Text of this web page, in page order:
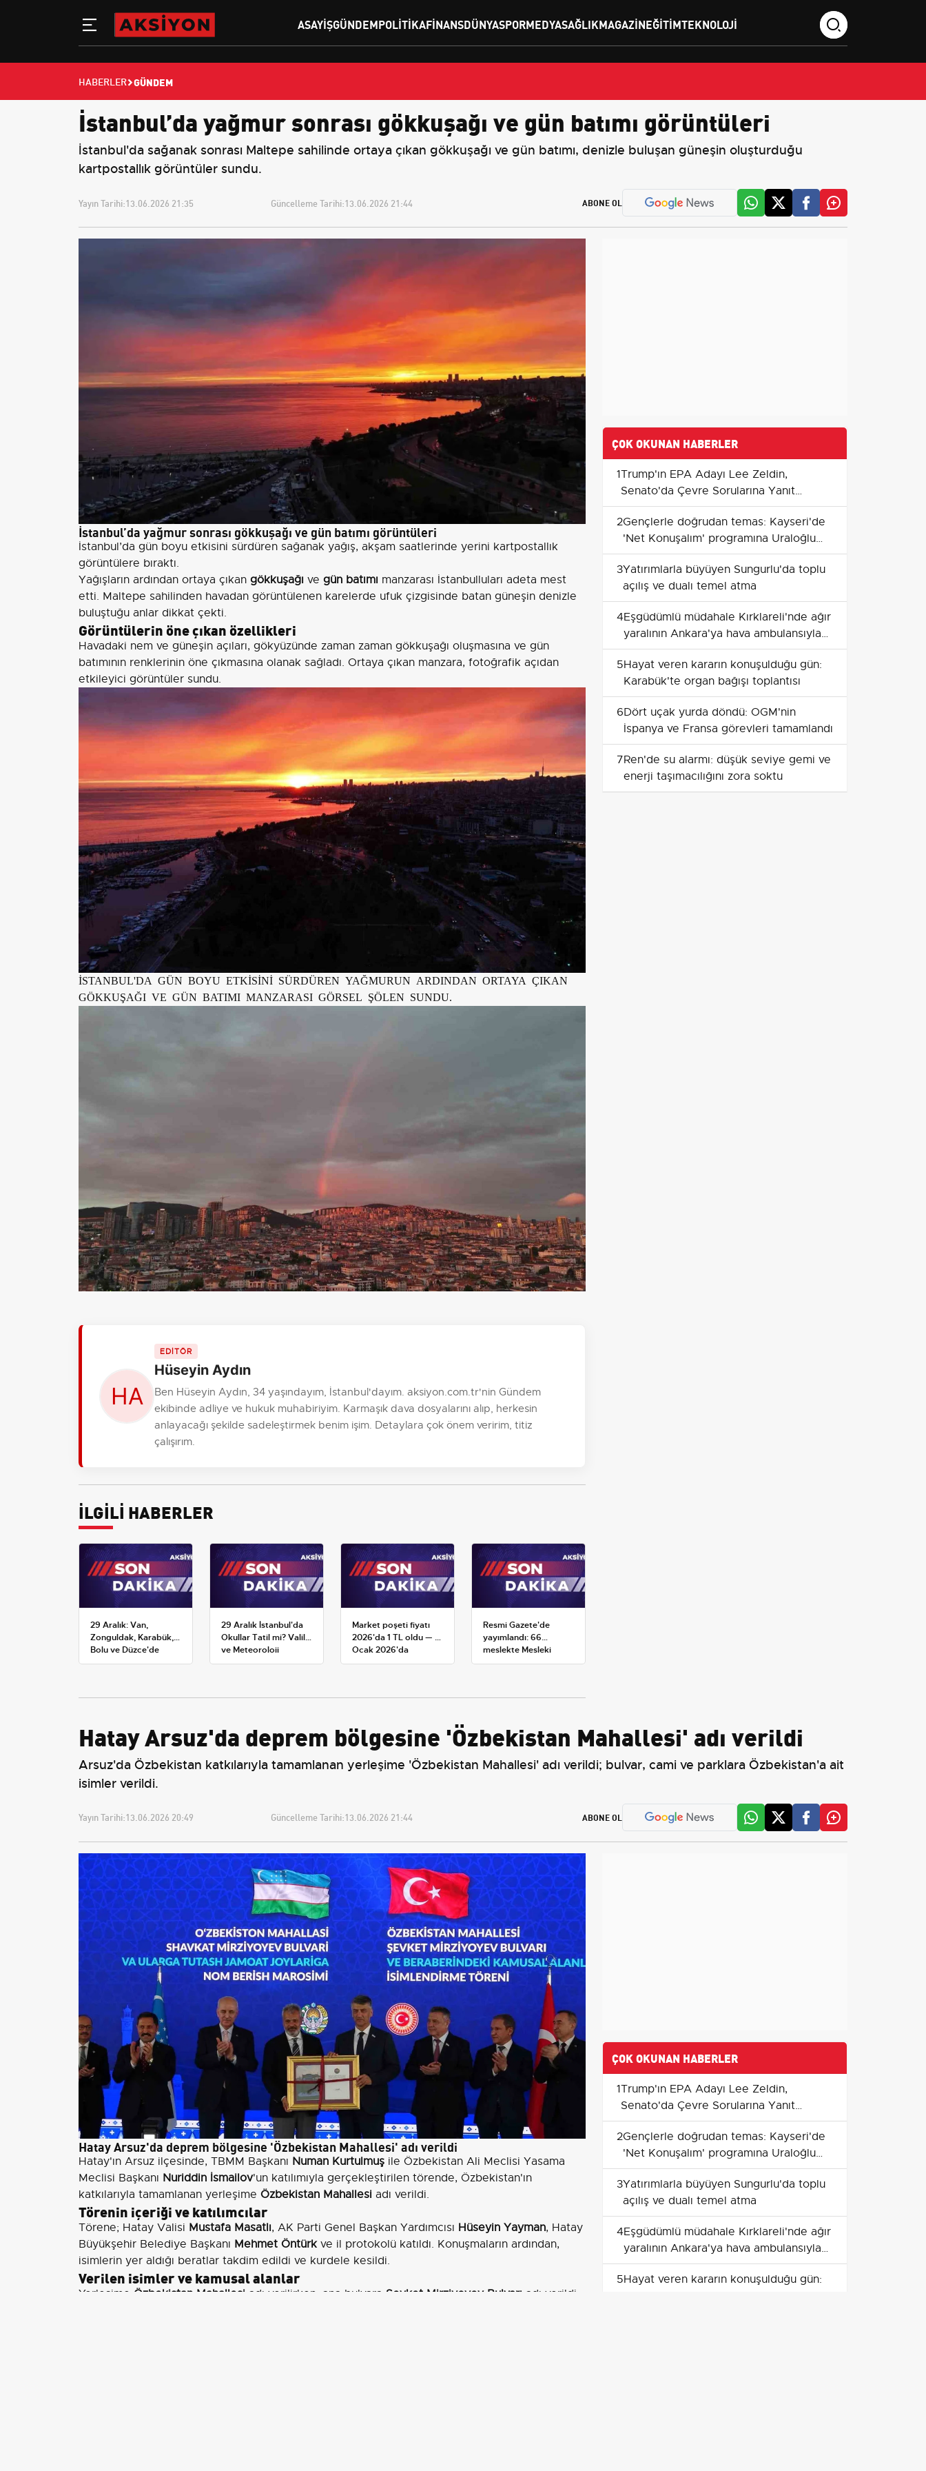
ASAYIŞGÜNDEMPOLITIKAFINANSDÜNYASPORMEDYASAĞLIKMAGAZINEĞITIMTEKNOLOJI
HABERLER GÜNDEM
İstanbul’da yağmur sonrası gökkuşağı ve gün batımı görüntüleri
İstanbul'da sağanak sonrası Maltepe sahilinde ortaya çıkan gökkuşağı ve gün batımı, denizle buluşan güneşin oluşturduğu
kartpostallık görüntüler sundu.
Yayın Tarihi:13.06.2026 21:35 Güncelleme Tarihi:13.06.2026 21:44 ABONE OL
İstanbul’da yağmur sonrası gökkuşağı ve gün batımı görüntüleri
İstanbul’da gün boyu etkisini sürdüren sağanak yağış, akşam saatlerinde yerini kartpostallık
görüntülere bıraktı.
Yağışların ardından ortaya çıkan gökkuşağı ve gün batımı manzarası İstanbulluları adeta mest
etti. Maltepe sahilinden havadan görüntülenen karelerde ufuk çizgisinde batan güneşin denizle
buluştuğu anlar dikkat çekti.
Görüntülerin öne çıkan özellikleri
Havadaki nem ve güneşin açıları, gökyüzünde zaman zaman gökkuşağı oluşmasına ve gün
batımının renklerinin öne çıkmasına olanak sağladı. Ortaya çıkan manzara, fotoğrafik açıdan
etkileyici görüntüler sundu.
İSTANBUL'DA GÜN BOYU ETKİSİNİ SÜRDÜREN YAĞMURUN ARDINDAN ORTAYA ÇIKAN
GÖKKUŞAĞI VE GÜN BATIMI MANZARASI GÖRSEL ŞÖLEN SUNDU.
EDİTÖR
Hüseyin Aydın
Ben Hüseyin Aydın, 34 yaşındayım, İstanbul'dayım. aksiyon.com.tr'nin Gündem
ekibinde adliye ve hukuk muhabiriyim. Karmaşık dava dosyalarını alıp, herkesin
anlayacağı şekilde sadeleştirmek benim işim. Detaylara çok önem veririm, titiz
çalışırım.
İLGİLİ HABERLER
29 Aralık: Van,
Zonguldak, Karabük,
Bolu ve Düzce'de
okullar tatil —
29 Aralık İstanbul'da
Okullar Tatil mi? Valilik
ve Meteoroloji
Açıklamaları
Market poşeti fiyatı
2026'da 1 TL oldu — 1
Ocak 2026'da
yürürlüğe giren tarife
Resmi Gazete'de
yayımlandı: 66
meslekte Mesleki
Yeterlilik Belgesi
ÇOK OKUNAN HABERLER
1Trump'ın EPA Adayı Lee Zeldin,
Senato'da Çevre Sorularına Yanıt
Vermekte Zorlandı
2Gençlerle doğrudan temas: Kayseri'de
'Net Konuşalım' programına Uraloğlu
katılacak
3Yatırımlarla büyüyen Sungurlu'da toplu
açılış ve dualı temel atma
4Eşgüdümlü müdahale Kırklareli'nde ağır
yaralının Ankara'ya hava ambulansıyla
sevkini sağladı
5Hayat veren kararın konuşulduğu gün:
Karabük'te organ bağışı toplantısı
6Dört uçak yurda döndü: OGM'nin
İspanya ve Fransa görevleri tamamlandı
7Ren'de su alarmı: düşük seviye gemi ve
enerji taşımacılığını zora soktu
Hatay Arsuz'da deprem bölgesine 'Özbekistan Mahallesi' adı verildi
Arsuz'da Özbekistan katkılarıyla tamamlanan yerleşime 'Özbekistan Mahallesi' adı verildi; bulvar, cami ve parklara Özbekistan'a ait
isimler verildi.
Yayın Tarihi:13.06.2026 20:49 Güncelleme Tarihi:13.06.2026 21:44 ABONE OL
Hatay Arsuz'da deprem bölgesine 'Özbekistan Mahallesi' adı verildi
Hatay'ın Arsuz ilçesinde, TBMM Başkanı Numan Kurtulmuş ile Özbekistan Ali Meclisi Yasama
Meclisi Başkanı Nuriddin İsmailov'un katılımıyla gerçekleştirilen törende, Özbekistan'ın
katkılarıyla tamamlanan yerleşime Özbekistan Mahallesi adı verildi.
Törenin içeriği ve katılımcılar
Törene; Hatay Valisi Mustafa Masatlı, AK Parti Genel Başkan Yardımcısı Hüseyin Yayman, Hatay
Büyükşehir Belediye Başkanı Mehmet Öntürkve il protokolü katıldı. Konuşmaların ardından,
isimlerin yer aldığı beratlar takdim edildi ve kurdele kesildi.
Verilen isimler ve kamusal alanlar
Yerleşime Özbekistan Mahallesi adı verilirken, ana bulvara Şevket Mirziyoyev Bulvarı adı verildi.
ÇOK OKUNAN HABERLER
1Trump'ın EPA Adayı Lee Zeldin,
Senato'da Çevre Sorularına Yanıt
Vermekte Zorlandı
2Gençlerle doğrudan temas: Kayseri'de
'Net Konuşalım' programına Uraloğlu
katılacak
3Yatırımlarla büyüyen Sungurlu'da toplu
açılış ve dualı temel atma
4Eşgüdümlü müdahale Kırklareli'nde ağır
yaralının Ankara'ya hava ambulansıyla
sevkini sağladı
5Hayat veren kararın konuşulduğu gün: